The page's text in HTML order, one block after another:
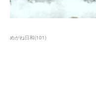
めがね日和(101)